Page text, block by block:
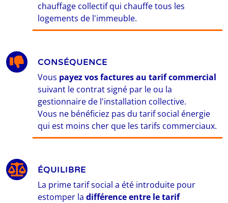
chauffage collectif qui chauffe tous les
logements de l'immeuble.
CONSÉQUENCE
Vous payez vos factures au tarif commercial
suivant le contrat signé par le ou la
gestionnaire de l'installation collective.
Vous ne bénéficiez pas du tarif social énergie
qui est moins cher que les tarifs commerciaux.
ÉQUILIBRE
La prime tarif social a été introduite pour
estomper la différence entre le tarif